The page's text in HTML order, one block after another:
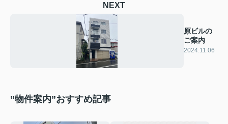
NEXT
原ビルの
ご案内
2024.11.06
”物件案内”おすすめ記事